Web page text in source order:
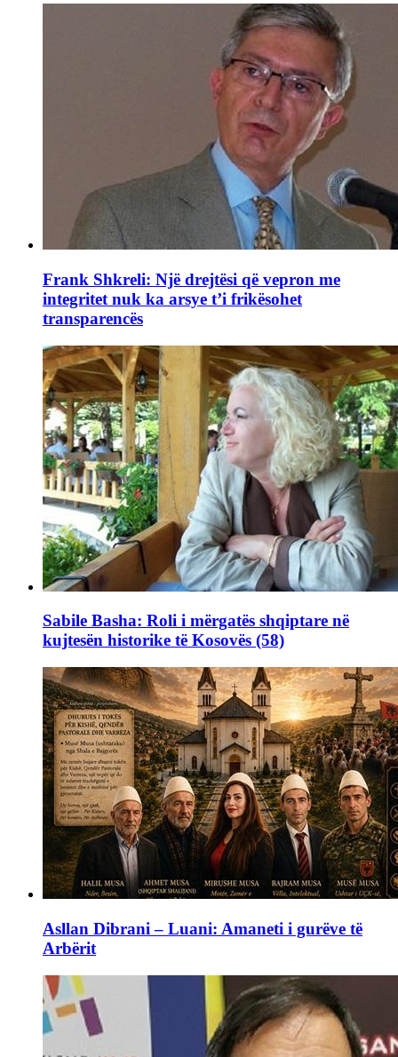
Frank Shkreli: Një drejtësi që vepron me
integritet nuk ka arsye t’i frikësohet
transparencës
Sabile Basha: Roli i mërgatës shqiptare në
kujtesën historike të Kosovës (58)
Asllan Dibrani – Luani: Amaneti i gurëve të
Arbërit